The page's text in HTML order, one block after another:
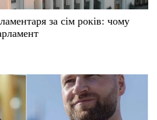
за сім років: чому